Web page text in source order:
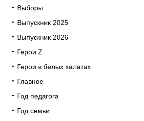
Выборы
Выпускник 2025
Выпускник 2026
Герои Z
Герои в белых халатах
Главное
Год педагога
Год семьи